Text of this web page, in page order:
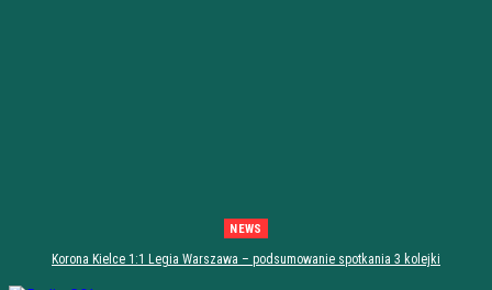
NEWS
Korona Kielce 1:1 Legia Warszawa – podsumowanie spotkania 3 kolejki